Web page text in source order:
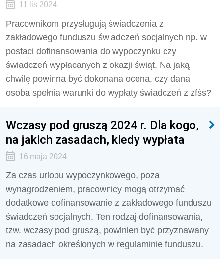
11 lis 2024
Pracownikom przysługują świadczenia z
zakładowego funduszu świadczeń socjalnych np. w
postaci dofinansowania do wypoczynku czy
świadczeń wypłacanych z okazji świąt. Na jaką
chwilę powinna być dokonana ocena, czy dana
osoba spełnia warunki do wypłaty świadczeń z zfśs?
Wczasy pod gruszą 2024 r. Dla kogo,
na jakich zasadach, kiedy wypłata
16 maja 2024
Za czas urlopu wypoczynkowego, poza
wynagrodzeniem, pracownicy mogą otrzymać
dodatkowe dofinansowanie z zakładowego funduszu
świadczeń socjalnych. Ten rodzaj dofinansowania,
tzw. wczasy pod gruszą, powinien być przyznawany
na zasadach określonych w regulaminie funduszu.